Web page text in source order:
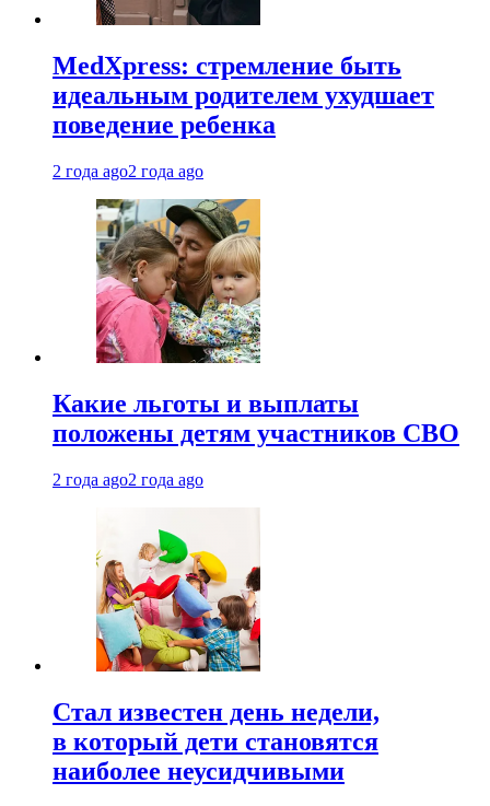
MedXpress: стремление быть
идеальным родителем ухудшает
поведение ребенка
2 года ago2 года ago
Какие льготы и выплаты
положены детям участников СВО
2 года ago2 года ago
Стал известен день недели,
в который дети становятся
наиболее неусидчивыми